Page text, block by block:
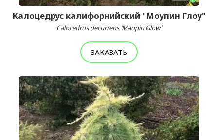
Калоцедрус калифорнийский "Моупин Глоу"
Calocedrus decurrens ‘Maupin Glow’
ЗАКАЗАТЬ